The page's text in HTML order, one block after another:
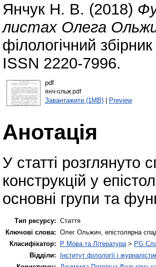
Янчук Н. В. (2018)
листах Олега
філологічний
ISSN 2220-7996.
pdf
янч-ольж.pdf
Завантажити (1MB)| Preview
Анотація
У статті розглянуто
конструкцій у
основні групи та
Тип ресурсу: Стаття
Ключові слова: Олег Ольжич, епістолярна
Класифікатор:
P Мова та Література > PG
Відділи:
Інститут філології і